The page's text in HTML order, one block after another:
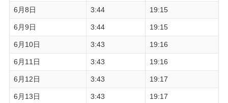
6月8日 3:44 19:15
6月9日 3:44 19:15
6月10日 3:43 19:16
6月11日 3:43 19:16
6月12日 3:43 19:17
6月13日 3:43 19:17